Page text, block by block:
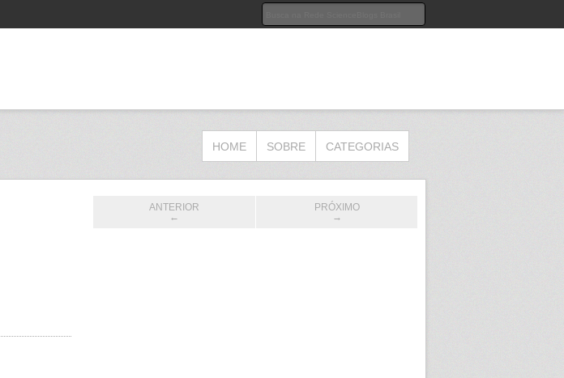
HOME SOBRE CATEGORIAS
ANTERIOR
←
PRÓXIMO
→